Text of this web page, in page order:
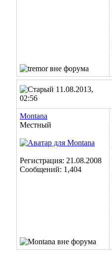
11.08.2013,
02:56
Montana
Местный
Регистрация: 21.08.2008
Сообщений: 1,404